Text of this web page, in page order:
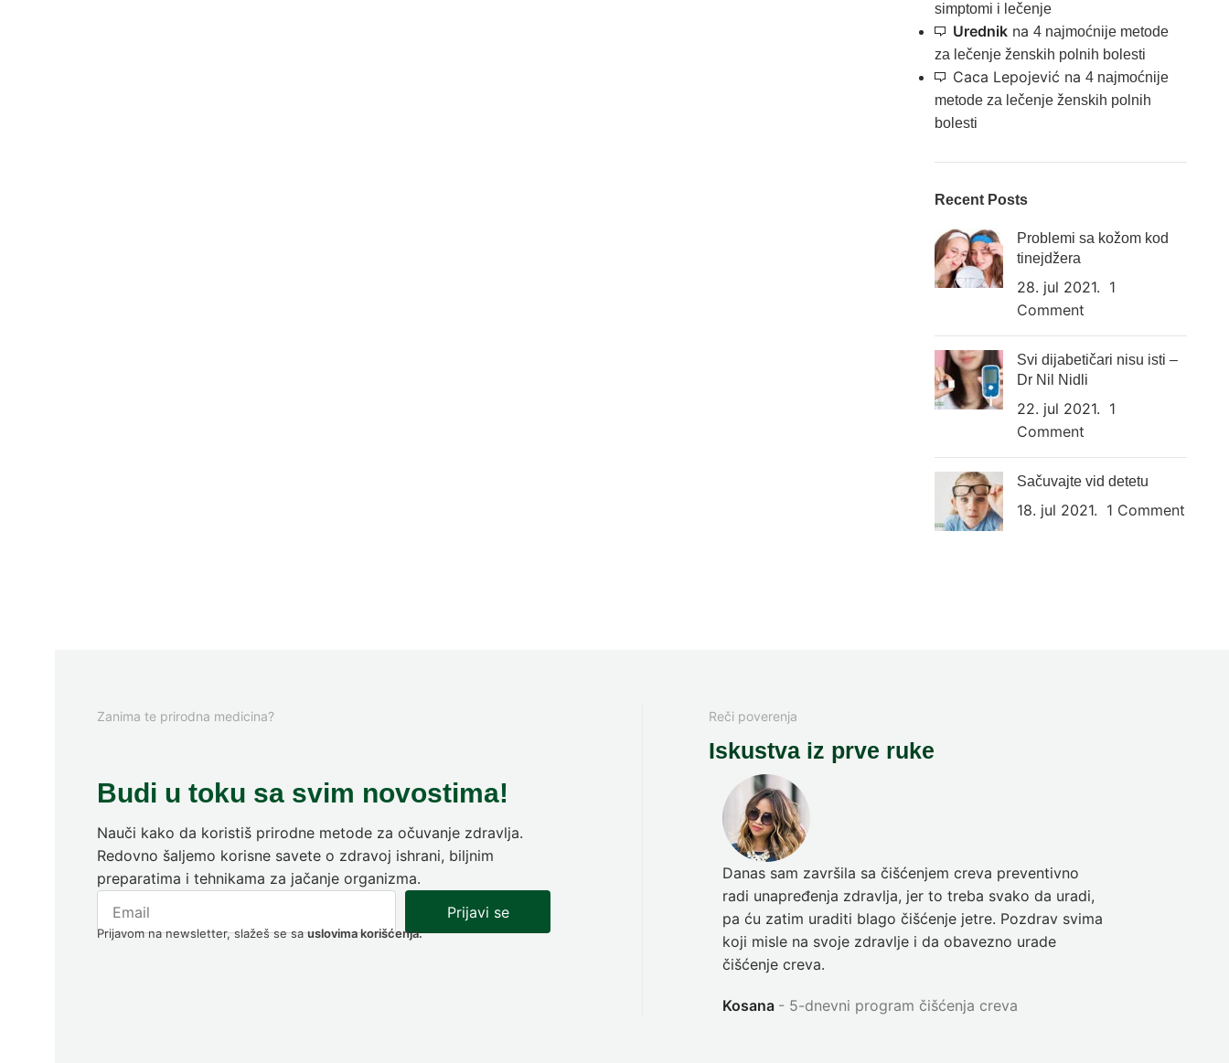
simptomi i lečenje
Urednik na4 najmoćnije metode
za lečenje ženskih polnih bolesti
Caca Lepojević na4 najmoćnije
metode za lečenje ženskih polnih
bolesti
Recent Posts
Problemi sa kožom kod
tinejdžera
28. jul 2021. 1
Comment
Svi dijabetičari nisu isti –
Dr Nil Nidli
22. jul 2021. 1
Comment
Sačuvajte vid detetu
18. jul 2021. 1 Comment
Zanima te prirodna medicina?
Budi u toku sa svim novostima!
Nauči kako da koristiš prirodne metode za očuvanje zdravlja.
Redovno šaljemo korisne savete o zdravoj ishrani, biljnim
preparatima i tehnikama za jačanje organizma.
Prijavi se
Prijavom na newsletter, slažeš se sauslovima korišćenja.
Reči poverenja
Iskustva iz prve ruke
Danas sam završila sa čišćenjem creva preventivno
radi unapređenja zdravlja, jer to treba svako da uradi,
pa ću zatim uraditi blago čišćenje jetre. Pozdrav svima
koji misle na svoje zdravlje i da obavezno urade
čišćenje creva.
Kosana 5-dnevni program čišćenja creva